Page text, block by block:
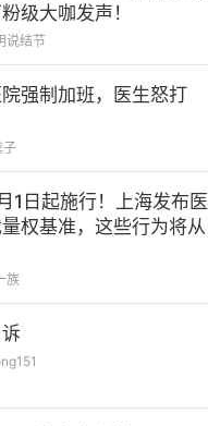
级大咖发声！
说结节
院强制加班，医生怒打
子
1日起施行！上海发布医
权基准，这些行为将从
族